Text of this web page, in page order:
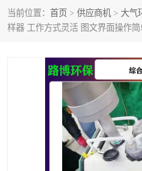
当前位置： 首页 > 供应商机 > 大气
样器 工作方式灵活 图文界面操作
生物安全柜
水质检测仪
恒温恒湿称重系统
实验室仪器
便携式水质采样器